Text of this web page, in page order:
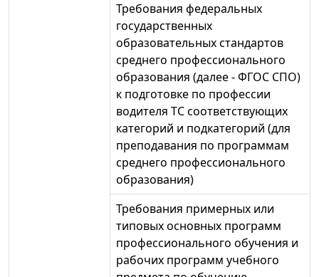
Требования федеральных
государственных
образовательных стандартов
среднего профессионального
образования (далее - ФГОС СПО)
к подготовке по профессии
водителя ТС соответствующих
категорий и подкатегорий (для
преподавания по программам
среднего профессионального
образования)
Требования примерных или
типовых основных программ
профессионального обучения и
рабочих программ учебного